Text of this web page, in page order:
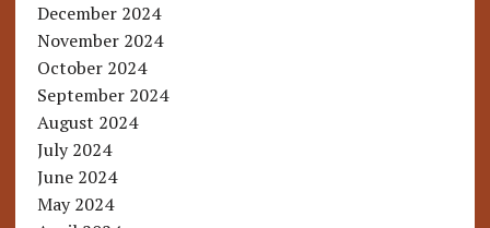
December 2024
November 2024
October 2024
September 2024
August 2024
July 2024
June 2024
May 2024